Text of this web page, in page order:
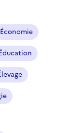
Économie